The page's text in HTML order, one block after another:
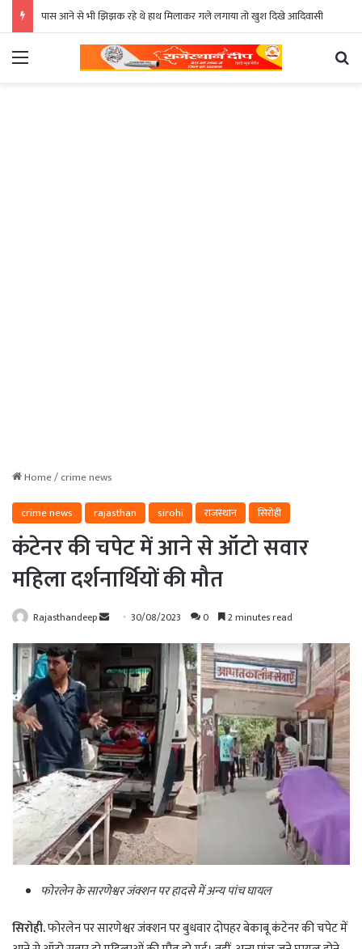
पास आने से भी झिझक रहे थे हाथ मिलाकर गले लगाया तो खुश दिखे आदिवासी
Menu
Home/crime news
crime news
rajasthan sirohi राजस्थान सिरोही
कंटेनर की चपेट में आने से ऑटो सवार
महिला दर्शनार्थियों की मौत
Rajasthandeep
Send
email
30/08/2023 0 2 minutes read
फोरलेन के सारणेश्वर जंक्शन पर हादसे में अन्य पांच घायल
सिरोही.फोरलेन पर सारणेश्वर जंक्शन पर बुधवार दोपहर बेकाबू कंटेनर की चपेट में